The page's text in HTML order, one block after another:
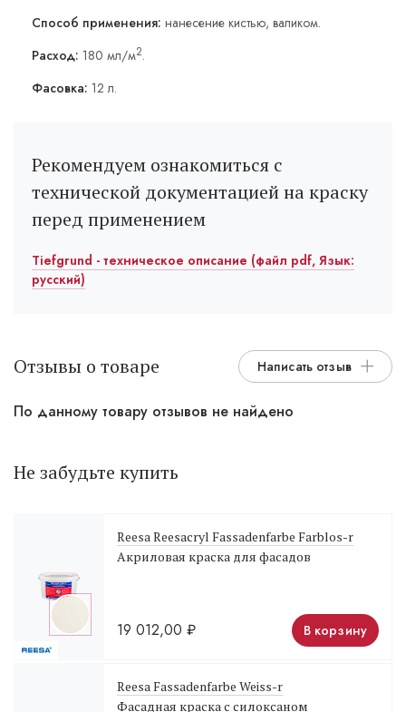
Способ применения: нанесение кистью, валиком.
Расход: 180 мл/м2.
Фасовка: 12 л.
Рекомендуем ознакомиться с
технической документацией на краску
перед применением
Tiefgrund - техническое описание (файл pdf, Язык:
русский)
Отзывы о товаре Написать отзыв
По данному товару отзывов не найдено
Не забудьте купить
Reesa Reesacryl Fassadenfarbe Farblos-r
Акриловая краска для фасадов
19 012,00 ₽ В корзину
Reesa Fassadenfarbe Weiss-r
Фасадная краска с силоксаном